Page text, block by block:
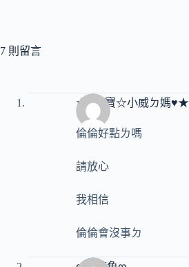
7 則留言
★♥威寶☆小威ㄉ媽♥★
倫倫好點ㄌ嗎
請放心
我相信
倫倫會沒事ㄉ